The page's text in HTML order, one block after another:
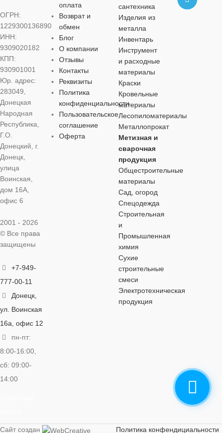
ОГРН:
1229300136890
ИНН:
9309020182
КПП:
930901001
Юр. адрес:
283049,
Донецкая
Народная
Республика,
Г.О.
Донецкий, г.
Донецк,
улица
Воинская,
дом 16А,
офис 6
2001 - 2026
© Все права
защищены
+7-949-
777-00-11
Донецк,
ул. Воинская
16а, офис 12
пн-пт:
8:00-16:00,
сб: 09:00-
14:00
оплата
Возврат и
обмен
Блог
О компании
Отзывы
Контакты
Реквизиты
Политика
конфиденциальности
Пользовательское
соглашение
Оферта
сантехника
Изделия из
металла
Инвентарь
Инструмент
и расходные
материалы
Краски
Кровельные
материалы
Лесопиломатериалы
Металлопрокат
Метизная и
сварочная
продукция
Общестроительные
материалы
Сад, огород
Спецодежда
Строительная
и
Промышленная
химия
Сухие
строительные
смеси
Электротехническая
продукция
Сайт создан Политика конфендициальности